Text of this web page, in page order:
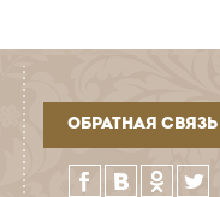
ОБРАТНАЯ СВЯЗЬ